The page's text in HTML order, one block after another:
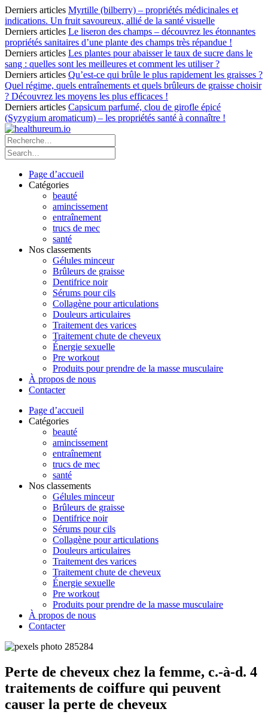
Derniers articles Myrtille (bilberry) – propriétés médicinales et
indications. Un fruit savoureux, allié de la santé visuelle
Derniers articles Le liseron des champs – découvrez les étonnantes
propriétés sanitaires d’une plante des champs très répandue !
Derniers articles Les plantes pour abaisser le taux de sucre dans le
sang : quelles sont les meilleures et comment les utiliser ?
Derniers articles Qu’est-ce qui brûle le plus rapidement les graisses ?
Quel régime, quels entraînements et quels brûleurs de graisse choisir
? Découvrez les moyens les plus efficaces !
Derniers articles Capsicum parfumé, clou de girofle épicé
(Syzygium aromaticum) – les propriétés santé à connaître !
Page d’accueil
Catégories
beauté
amincissement
entraînement
trucs de mec
santé
Nos classements
Gélules minceur
Brûleurs de graisse
Dentifrice noir
Sérums pour cils
Collagène pour articulations
Douleurs articulaires
Traitement des varices
Traitement chute de cheveux
Énergie sexuelle
Pre workout
Produits pour prendre de la masse musculaire
À propos de nous
Contacter
Page d’accueil
Catégories
beauté
amincissement
entraînement
trucs de mec
santé
Nos classements
Gélules minceur
Brûleurs de graisse
Dentifrice noir
Sérums pour cils
Collagène pour articulations
Douleurs articulaires
Traitement des varices
Traitement chute de cheveux
Énergie sexuelle
Pre workout
Produits pour prendre de la masse musculaire
À propos de nous
Contacter
Perte de cheveux chez la femme, c.-à-d. 4
traitements de coiffure qui peuvent
causer la perte de cheveux